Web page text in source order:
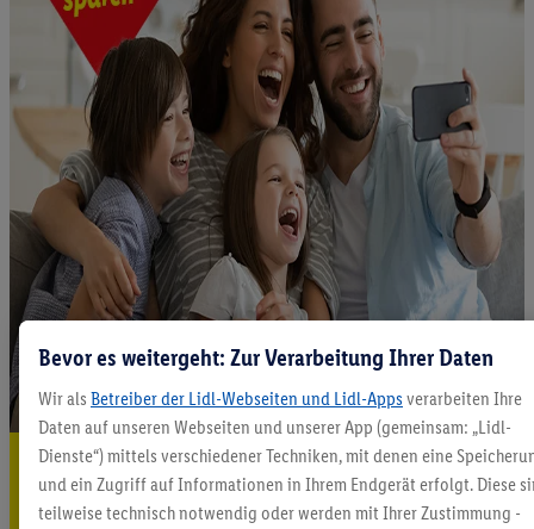
5.95 € Versand sparen³²ᵃ
Jetzt zum Newsletter anmelden
Bevor es weitergeht: Zur Verarbeitung Ihrer Daten
Wir als Betreiber der Lidl-Webseiten und Lidl-Apps verarbeiten Ihre
Daten auf unseren Webseiten und unserer App (gemeinsam: „Lidl-
Dienste“) mittels verschiedener Techniken, mit denen eine
und ein Zugriff auf Informationen in Ihrem Endgerät erfolgt. Diese
teilweise technisch notwendig oder werden mit Ihrer Zustimmung -